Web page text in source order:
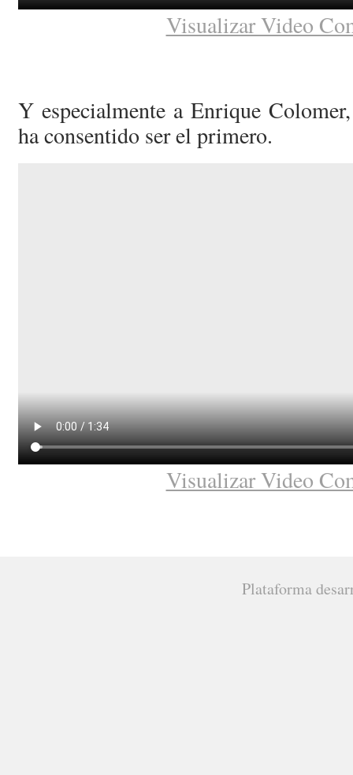
Visualizar Video
Y especialmente a Enrique
ha consentido ser el primero.
Visualizar Video
Plataforma